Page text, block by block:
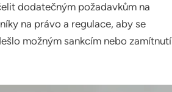
dodatečným požadavkům na
na právo a regulace, aby se
možným sankcím nebo zamítnutí